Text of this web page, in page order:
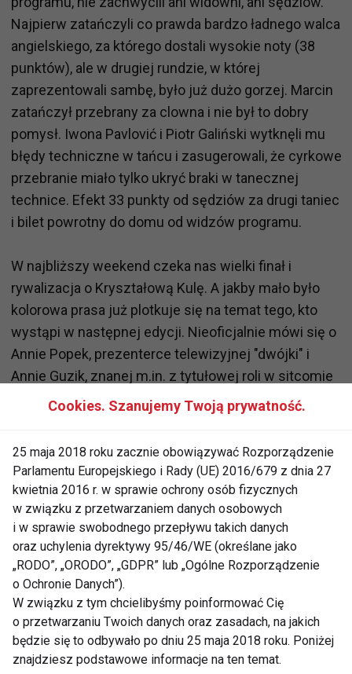
Najpierw zatańczyli co prawda bardzo ładnego walca
angielskiego, za którego dostali wysokie noty (38
punktów), ale w drugiej rundzie, w której
zaprezentowali sambę, było już dużo gorzej. Marcin
zatańczył przebrany za clowna i nie był to dobry
pomysł. Iwona Pavlović i Piotr Galiński wytknęli mu
błędy techniczne w tańcu i zasugerowali, że cyrkowe
przebranie miało tylko ukryć braki w tanecznej
technice. Efekt 33 punkty od sędziów za drugi taniec
i bilet powrotny do domu od widzów programu.
W najbliższy weekend czeka nas wielki finał i
rywalizacja o Kryształową Kulę. A jakby mało było
kolorowa prasa już plotkuje się na temat tego, kto
wystąpi w następnej edycji. Nieoficjalnie mówi się o
Annie Popek, prezenterce telewizyjnej "dwójki" i
Annie Guzik, znanej m.in. z tytułowej roli w sitcomie
"Hela w opałach" i roli Żanety w "Na Wspólnej".
nr para
punkty
sędziów
ranking
sędziów
ranking
widzów
suma
punktów
klasyfikacja
rodzaj
tańca
1.
Joanna i
Robert
2.
Kinga i
Stefano
37,37 3 3 6 pkt.
miejsce
1.
cha-
cha,tango
3.
Michał i
Izabela
4.
Peter i
Dominika
33,39 2 2 4 pkt.
miejsce
2.
samba,tango
Cookies. Szanujemy Twoją prywatność.
25 maja 2018 roku zacznie obowiązywać Rozporządzenie
Parlamentu Europejskiego i Rady (UE) 2016/679 z dnia 27
kwietnia 2016 r. w sprawie ochrony osób fizycznych
w związku z przetwarzaniem danych osobowych
i w sprawie swobodnego przepływu takich danych
oraz uchylenia dyrektywy 95/46/WE (określane jako
„RODO”, „ORODO”, „GDPR” lub „Ogólne Rozporządzenie
o Ochronie Danych”).
W związku z tym chcielibyśmy poinformować Cię
o przetwarzaniu Twoich danych oraz zasadach, na jakich
będzie się to odbywało po dniu 25 maja 2018 roku. Poniżej
znajdziesz podstawowe informacje na ten temat.